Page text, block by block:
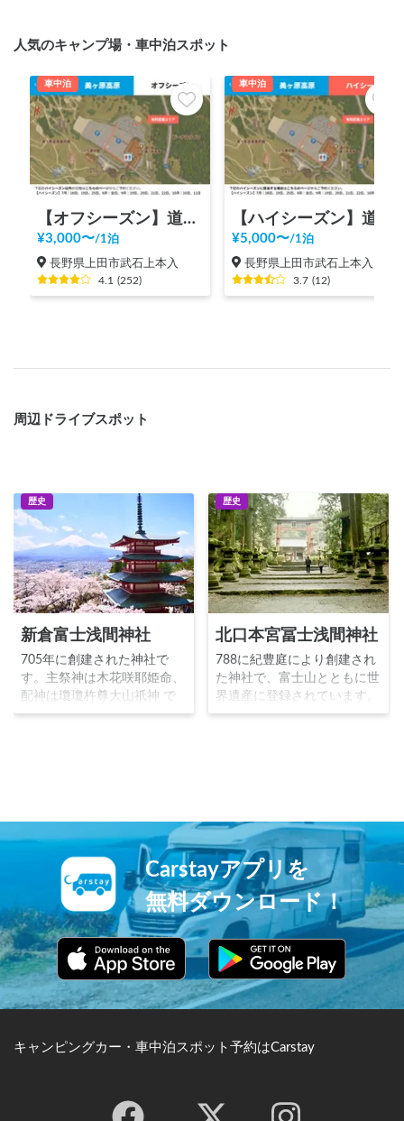
人気のキャンプ場・車中泊スポット
車中泊
【オフシーズン】道の駅 美ヶ原高原
¥3,000〜/1泊
長野県上田市武石上本入
4.1 (252)
車中泊
¥5,000〜/1泊
長野県上田市武石上本入
3.7 (12)
周辺ドライブスポット
歴史
新倉富士浅間神社
705年に創建された神社で
す。主祭神は木花咲耶姫命、
配神は瓊瓊杵尊大山祇神 で
す。戦国時代に武田信虎が必
て有名です。
歴史
北口本宮冨士浅間神社
788に紀豊庭により創建され
た神社で、富士山とともに世
界遺産に登録されています。
主祭神は木花咲耶姫命、配神
「富士太郎杉」「富士夫婦
檜」という巨大な御神木があ
ります。
Carstayアプリを
無料ダウンロード！
キャンピングカー・車中泊スポット予約はCarstay